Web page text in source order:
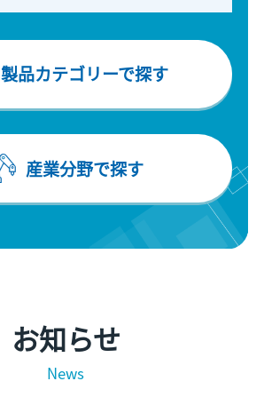
製品カテゴリーで探す
産業分野で探す
お知らせ
News